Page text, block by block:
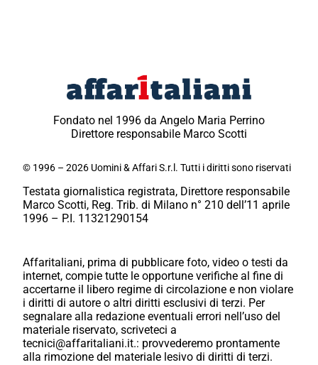
Fondato nel 1996 da Angelo Maria Perrino
Direttore responsabile Marco Scotti
© 1996 – 2026 Uomini & Affari S.r.l. Tutti i diritti sono riservati
Testata giornalistica registrata, Direttore responsabile
Marco Scotti, Reg. Trib. di Milano n° 210 dell’11 aprile
1996 – P.I. 11321290154
Affaritaliani, prima di pubblicare foto, video o testi da
internet, compie tutte le opportune verifiche al fine di
accertarne il libero regime di circolazione e non violare
i diritti di autore o altri diritti esclusivi di terzi. Per
segnalare alla redazione eventuali errori nell’uso del
materiale riservato, scriveteci a
tecnici@affaritaliani.it.: provvederemo prontamente
alla rimozione del materiale lesivo di diritti di terzi.